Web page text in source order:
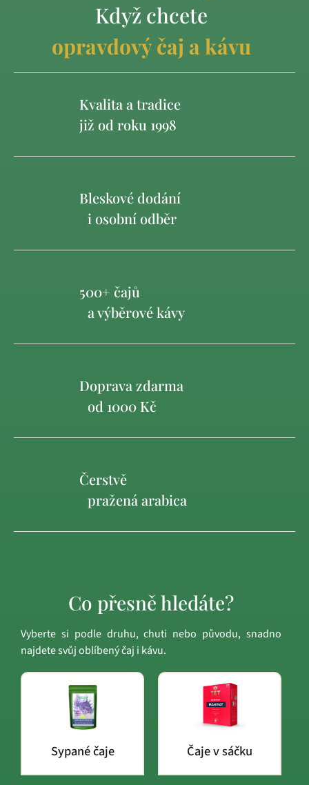
Když chcete
opravdový čaj a kávu
Kvalita a tradice
již od roku 1998
Bleskové dodání
i osobní odběr
500+ čajů
a výběrové kávy
Doprava zdarma
od 1000 Kč
Čerstvě
pražená arabica
Co přesně hledáte?
Vyberte si podle druhu, chuti nebo původu, snadno
najdete svůj oblíbený čaj i kávu.
Sypané čaje Čaje v sáčku